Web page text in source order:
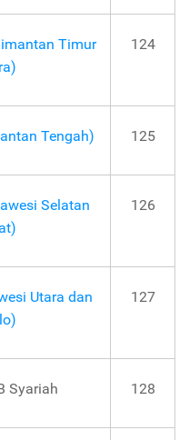
Timur
124
Tengah) 125
Selatan
126
Utara dan
127
Syariah 128